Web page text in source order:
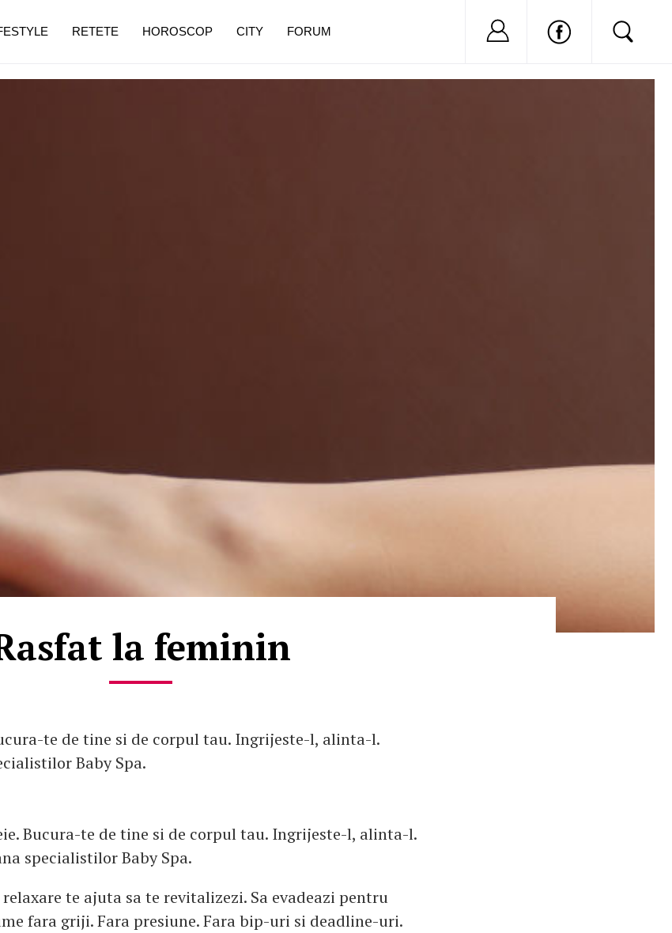
la feminin
te de tine si de corpul tau. Ingrijeste-l, alinta-l.
Baby Spa.
Bucura-te de tine si de corpul tau. Ingrijeste-l, alinta-l.
specialistilor Baby Spa.
te ajuta sa te revitalizezi. Sa evadeazi pentru
fara griji. Fara presiune. Fara bip-uri si deadline-uri.
RETETE HOROSCOP CITY FORUM Nu ai cont?
de dureroasă este investigația